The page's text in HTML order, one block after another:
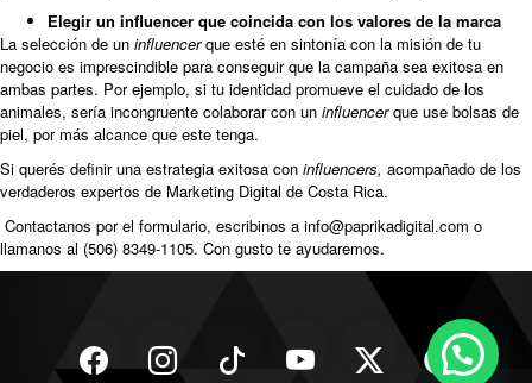
Elegir un influencer que coincida con los valores de la marca
La selección de un influencerque esté en sintonía con la misión de tu
negocio es imprescindible para conseguir que la campaña sea exitosa en
ambas partes. Por ejemplo, si tu identidad promueve el cuidado de los
animales, sería incongruente colaborar con un influencerque use bolsas de
piel, por más alcance que este tenga.
Si querés definir una estrategia exitosa con influencers, acompañado de los
verdaderos expertos de Marketing Digital de Costa Rica.
Contactanos por el formulario, escribinos a info@paprikadigital.com o
llamanos al (506) 8349-1105. Con gusto te ayudaremos.